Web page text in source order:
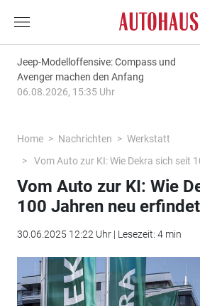
Jeep-Modelloffensive: Compass und
Avenger machen den Anfang
06.08.2026, 15:35 Uhr
Home Nachrichten
Werkstatt
Vom Auto zur KI: Wie Dekra sich seit
Vom Auto zur KI: Wie
100 Jahren neu erfindet
30.06.2025 12:22 Uhr | Lesezeit: 4 min